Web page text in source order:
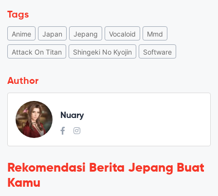
Tags
Anime Japan Jepang Vocaloid Mmd
Attack On Titan Shingeki No Kyojin Software
Author
Nuary
Rekomendasi Berita Jepang Buat
Kamu